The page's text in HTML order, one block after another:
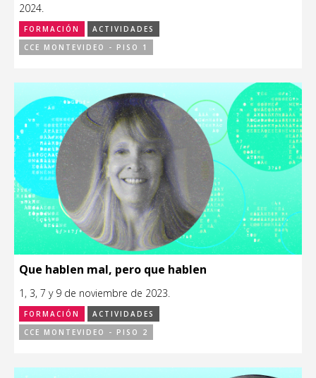
2024.
FORMACIÓN
ACTIVIDADES
CCE MONTEVIDEO - PISO 1
Que hablen mal, pero que hablen
1, 3, 7 y 9 de noviembre de 2023.
FORMACIÓN
ACTIVIDADES
CCE MONTEVIDEO - PISO 2